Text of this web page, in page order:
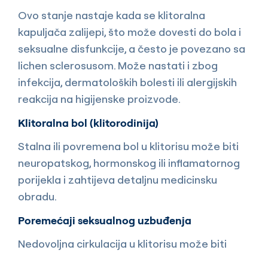
Ovo stanje nastaje kada se klitoralna
kapuljača zalijepi, što može dovesti do bola i
seksualne disfunkcije, a često je povezano sa
lichen sclerosusom. Može nastati i zbog
infekcija, dermatoloških bolesti ili alergijskih
reakcija na higijenske proizvode.
Klitoralna bol (klitorodinija)
Stalna ili povremena bol u klitorisu može biti
neuropatskog, hormonskog ili inflamatornog
porijekla i zahtijeva detaljnu medicinsku
obradu.
Poremećaji seksualnog uzbuđenja
Nedovoljna cirkulacija u klitorisu može biti